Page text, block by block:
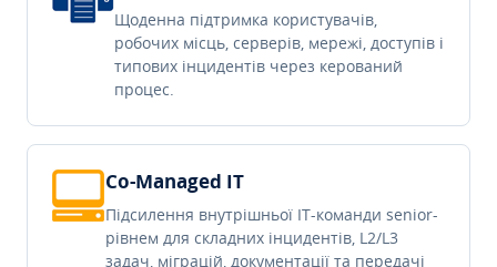
Щоденна підтримка користувачів,
робочих місць, серверів, мережі, доступів і
типових інцидентів через керований
процес.
Co-Managed IT
Підсилення внутрішньої IT-команди senior-
рівнем для складних інцидентів, L2/L3
задач, міграцій, документації та передачі